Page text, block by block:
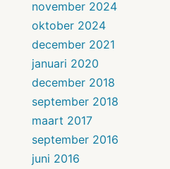
november 2024
oktober 2024
december 2021
januari 2020
december 2018
september 2018
maart 2017
september 2016
juni 2016